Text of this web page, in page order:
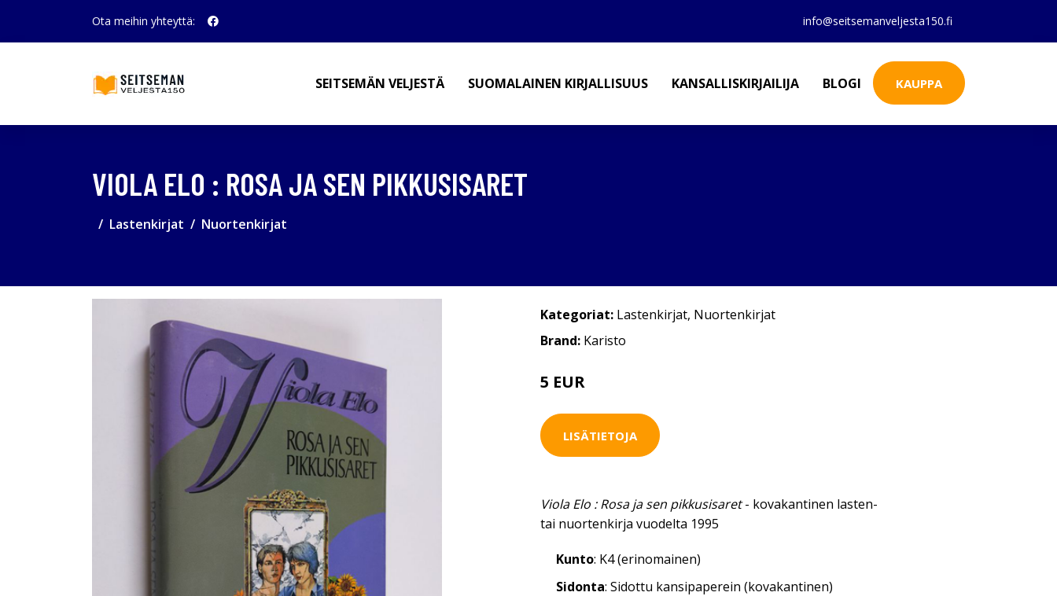
Ota meihin yhteyttä: info@seitsemanveljesta150.fi
SEITSEMÄN VELJESTÄ SUOMALAINEN KIRJALLISUUS KANSALLISKIRJAILIJA BLOGI KAUPPA
VIOLA ELO : ROSA JA SEN PIKKUSISARET
Lastenkirjat Nuortenkirjat
Kategoriat: Lastenkirjat, Nuortenkirjat
Brand: Karisto
5 EUR
LISÄTIETOJA
Viola Elo : Rosa ja sen pikkusisaret- kovakantinen lasten-
tai nuortenkirja vuodelta 1995
Kunto: K4 (erinomainen)
Sidonta: Sidottu kansipaperein (kovakantinen)